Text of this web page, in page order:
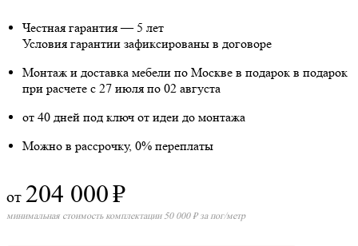
Честная гарантия — 5 лет
Условия гарантии зафиксированы в договоре
Монтаж и доставка мебели по Москве в подарок в подарок
при расчете с 27 июля по 02 августа
от 40 дней под ключ от идеи до монтажа
Можно в рассрочку, 0% переплаты
от 204 000₽
минимальная стоимость комплектации 50 000 ₽ за пог/метр